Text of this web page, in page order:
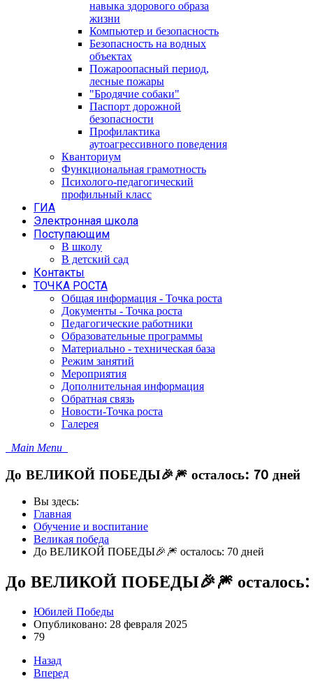
навыка здорового образа
жизни
Компьютер и безопасность
Безопасность на водных
объектах
Пожароопасный период,
лесные пожары
"Бродячие собаки"
Паспорт дорожной
безопасности
Профилактика
аутоагрессивного поведения
Кванториум
Функциональная грамотность
Психолого-педагогический
профильный класс
ГИА
Электронная школа
Поступающим
В школу
В детский сад
Контакты
ТОЧКА РОСТА
Общая информация - Точка роста
Документы - Точка роста
Педагогические работники
Образовательные программы
Материально - техническая база
Режим занятий
Мероприятия
Дополнительная информация
Обратная связь
Новости-Точка роста
Галерея
Main Menu
До ВЕЛИКОЙ ПОБЕДЫ🎉🎆 осталось: 70 дней
Вы здесь:
Главная
Обучение и воспитание
Великая победа
До ВЕЛИКОЙ ПОБЕДЫ🎉🎆 осталось: 70 дней
До ВЕЛИКОЙ ПОБЕДЫ🎉🎆 осталось:
Юбилей Победы
Опубликовано: 28 февраля 2025
79
Назад
Вперед